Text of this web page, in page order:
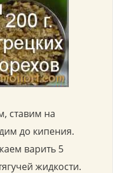
ставим на
до кипения.
варить 5
жидкости.